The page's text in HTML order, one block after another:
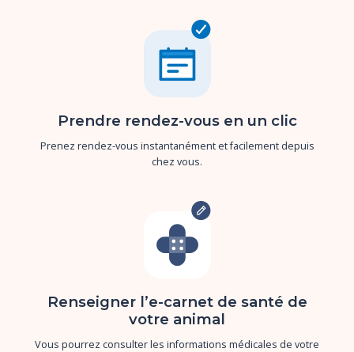
Prendre rendez-vous en un clic
Prenez rendez-vous instantanément et facilement depuis
chez vous.
Renseigner l’e-carnet de santé de
votre animal
Vous pourrez consulter les informations médicales de votre